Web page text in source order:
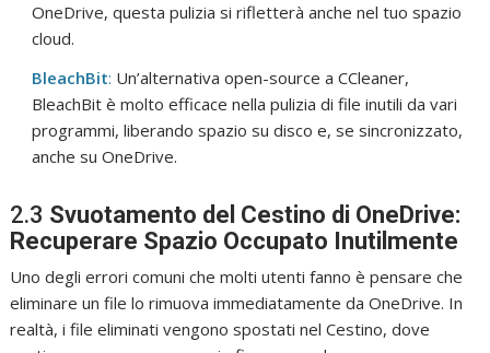
OneDrive, questa pulizia si rifletterà anche nel tuo spazio
cloud.
BleachBit: Un’alternativa open-source a CCleaner,
BleachBit è molto efficace nella pulizia di file inutili da vari
programmi, liberando spazio su disco e, se sincronizzato,
anche su OneDrive.
2.3 Svuotamento del Cestino di OneDrive:
Recuperare Spazio Occupato Inutilmente
Uno degli errori comuni che molti utenti fanno è pensare che
eliminare un file lo rimuova immediatamente da OneDrive. In
realtà, i file eliminati vengono spostati nel Cestino, dove